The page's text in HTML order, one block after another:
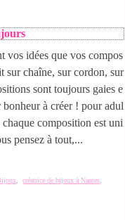
vos idées que vos compos
sur chaîne, sur cordon, sur
sont toujours gaies e
à créer ! pour adul
composition est uni
pensez à tout,...
,créatrice de bijoux à Nantes